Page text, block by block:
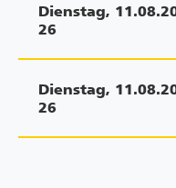
Dienstag,
26
Dienstag,
26